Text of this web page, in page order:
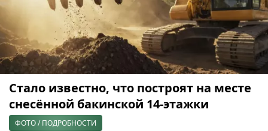
Стало известно, что построят на месте
снесённой бакинской 14-этажки
ФОТО / ПОДРОБНОСТИ